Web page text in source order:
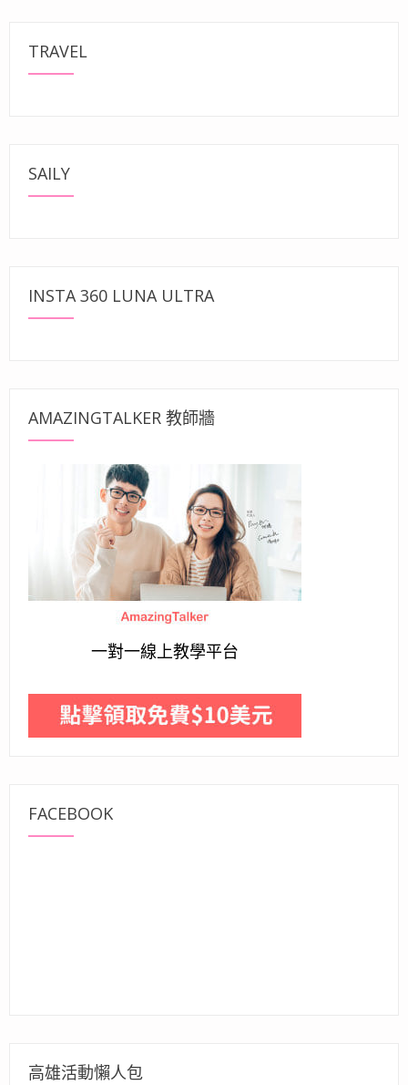
TRAVEL
SAILY
INSTA 360 LUNA ULTRA
AMAZINGTALKER 教師牆
一對一線上教學平台
FACEBOOK
高雄活動懶人包